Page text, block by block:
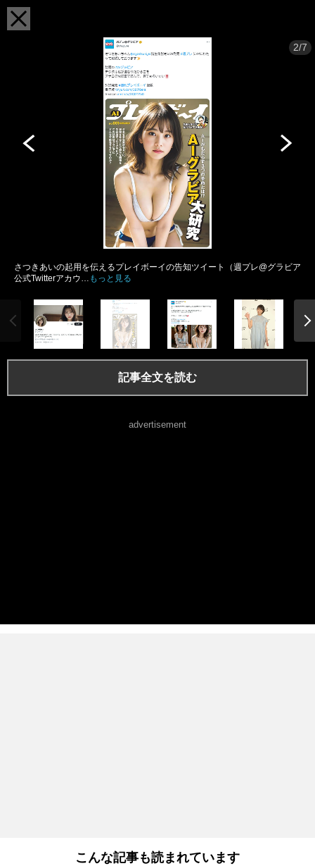
2/7
さつきあいの起用を伝えるプレイボーイの告知ツイート（週プレ@グラビア
公式Twitterアカウ…
もっと見る
記事全文を読む
advertisement
こんな記事も読まれています